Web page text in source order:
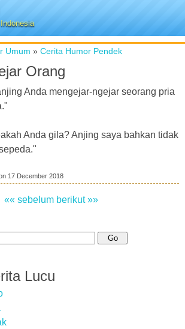
Umum » Cerita Humor Pendek
Orang
Anda mengejar-ngejar seorang pria
Anda gila? Anjing saya bahkan tidak
17 December 2018
«« sebelum berikut »»
Lucu